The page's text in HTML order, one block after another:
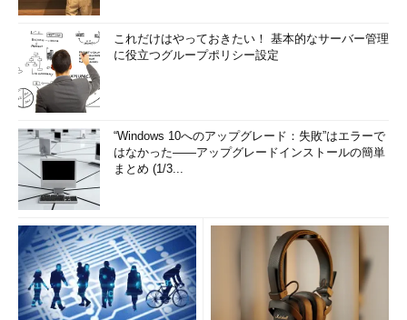
これだけはやっておきたい！ 基本的なサーバー管理
に役立つグループポリシー設定
“Windows 10へのアップグレード：失敗”はエラーで
はなかった――アップグレードインストールの簡単
まとめ (1/3...